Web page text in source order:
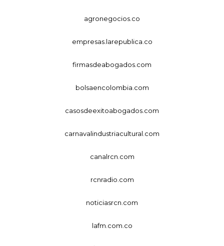
agronegocios.co
empresas.larepublica.co
firmasdeabogados.com
bolsaencolombia.com
casosdeexitoabogados.com
carnavalindustriacultural.com
canalrcn.com
rcnradio.com
noticiasrcn.com
lafm.com.co